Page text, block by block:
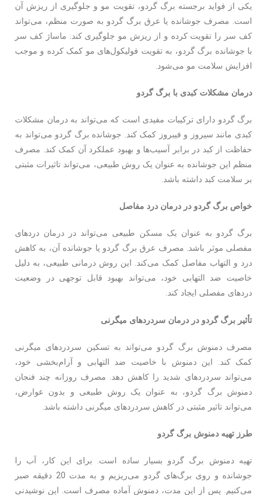
یکی از فواید برجسته برگ گردو، تقویت مو و جلوگیری از ریزش آن
است. مصرف جوشانده یا عرق برگ گردو به صورت منظم، می‌تواند
کف سر را تقویت کرده و از ریزش مو جلوگیری کند. ماساژ کف سر
با جوشانده برگ گردو، به تقویت فولیکول‌های مو کمک کرده و موجب
افزایش سلامت مو می‌شود.
درمان مشکلات کبدی با برگ گردو
برگ گردو دارای ترکیبات مفیدی است که می‌تواند به درمان مشکلات
کبدی مانند سیروز و فیبروز کمک کند. جوشانده برگ گردو می‌تواند به
حفاظت از کبد در برابر آسیب‌ها و بهبود عملکرد آن کمک کند. مصرف
منظم این جوشانده به عنوان یک روش طبیعی، می‌تواند تاثیرات مثبتی
بر سلامت کبد داشته باشد.
خواص برگ گردو در درمان درد مفاصل
برگ گردو به عنوان یک مسکن طبیعی می‌تواند در درمان دردهای
مفصلی موثر باشد. مصرف عرق برگ گردو یا جوشانده آن، به کاهش
درد و التهاب مفاصل کمک می‌کند. این روش درمانی طبیعی، به دلیل
خاصیت ضد التهابی خود، می‌تواند بهبود قابل توجهی در وضعیت
دردهای مفصلی ایجاد کند.
تأثیر برگ گردو در درمان سردردهای میگرنی
مصرف دمنوش برگ گردو می‌تواند به تسکین سردردهای میگرنی
کمک کند. این دمنوش با خاصیت ضد التهابی و آرام‌بخشی خود،
می‌تواند سردردهای شدید را کاهش دهد. مصرف روزانه چند فنجان
دمنوش برگ گردو، به عنوان یک روش طبیعی و بدون عوارض،
می‌تواند تاثیر مثبتی در کاهش سردردهای میگرنی داشته باشد.
طرز تهیه دمنوش برگ گردو
تهیه دمنوش برگ گردو بسیار ساده است. برای این کار، آب را
جوشانده و روی برگ‌های گردو می‌ریزیم و به مدت 20 دقیقه صبر
می‌کنیم. پس از این مدت، دمنوش آماده مصرف است. این نوشیدنی